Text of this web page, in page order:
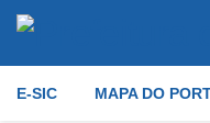
E-SIC MAPA DO